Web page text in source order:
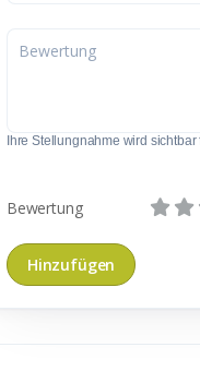
Ihre Stellungnahme wird
Bewertung